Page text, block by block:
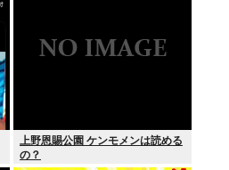
上野恩賜公園 ケンモメンは読める
の？